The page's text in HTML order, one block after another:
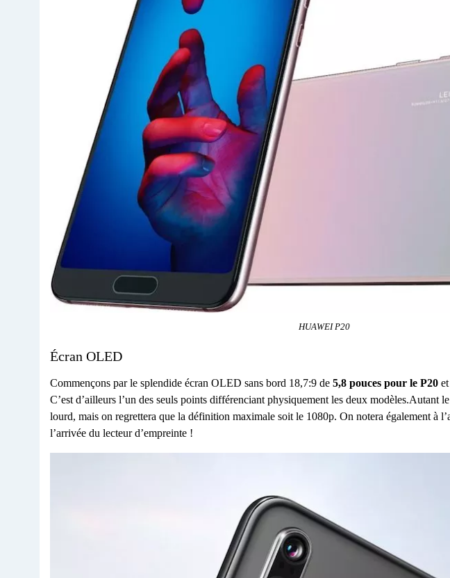
HUAWEI P20
Écran OLED
Commençons par le splendide écran OLED sans bord 18,7:9 de 5,8 pouces pour le P20
C’est d’ailleurs l’un des seuls points différenciant physiquement les deux modèles.Autant
lourd, mais on regrettera que la définition maximale soit le 1080p. On notera également à
l’arrivée du lecteur d’empreinte !